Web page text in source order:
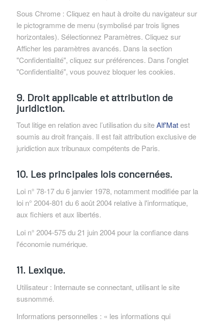
Sous Chrome : Cliquez en haut à droite du navigateur sur
le pictogramme de menu (symbolisé par trois lignes
horizontales). Sélectionnez Paramètres. Cliquez sur
Afficher les paramètres avancés. Dans la section
"Confidentialité", cliquez sur préférences. Dans l'onglet
"Confidentialité", vous pouvez bloquer les cookies.
9. Droit applicable et attribution de
juridiction.
Tout litige en relation avec l’utilisation du siteAlf'Matest
soumis au droit français. Il est fait attribution exclusive de
juridiction aux tribunaux compétents de Paris.
10. Les principales lois concernées.
Loi n° 78-17 du 6 janvier 1978, notamment modifiée par la
loi n° 2004-801 du 6 août 2004 relative à l'informatique,
aux fichiers et aux libertés.
Loi n° 2004-575 du 21 juin 2004 pour la confiance dans
l'économie numérique.
11. Lexique.
Utilisateur : Internaute se connectant, utilisant le site
susnommé.
Informations personnelles : « les informations qui